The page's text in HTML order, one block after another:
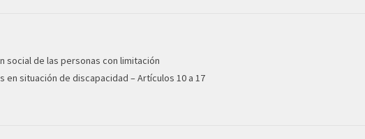
social de las personas con limitación
situación de discapacidad – Artículos 10 a 17